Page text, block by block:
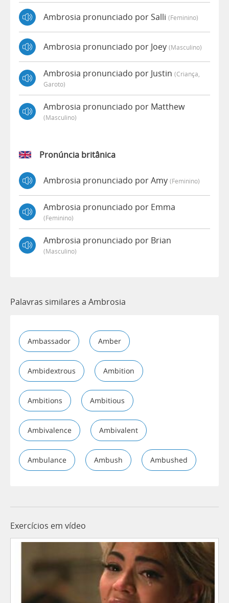
Ambrosia pronunciado por Salli (feminino)
Ambrosia pronunciado por Joey (masculino)
Ambrosia pronunciado por Justin (criança,
Garoto)
Ambrosia pronunciado por Matthew
(masculino)
Pronúncia britânica
Ambrosia pronunciado por Amy (feminino)
Ambrosia pronunciado por Emma
(feminino)
Ambrosia pronunciado por Brian
(masculino)
Palavras similares a Ambrosia
Ambassador Amber
Ambidextrous Ambition
Ambitions Ambitious
Ambivalence Ambivalent
Ambulance Ambush Ambushed
Exercícios em vídeo